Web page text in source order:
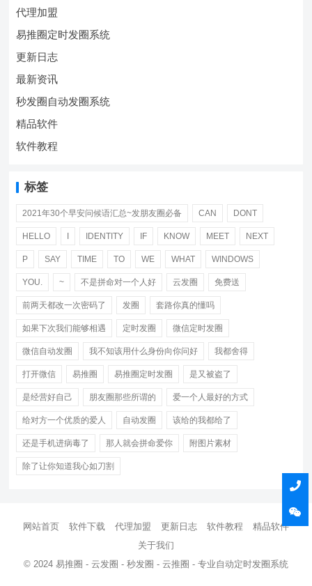
代理加盟
易推圈定时发圈系统
更新日志
最新资讯
秒发圈自动发圈系统
精品软件
软件教程
标签
2021年30个早安问候语汇总~发朋友圈必备 CAN DONT
HELLO IDENTITY IF KNOW MEET NEXT
P SAY TIME TO WE WHAT WINDOWS
YOU. ~ 不是拼命对一个人好 云发圈 免费送
前两天都改一次密码了 发圈 套路你真的懂吗
如果下次我们能够相遇 定时发圈 微信定时发圈
微信自动发圈 我不知该用什么身份向你问好 我都舍得
打开微信 易推圈 易推圈定时发圈 是又被盗了
是经营好自己 朋友圈那些所谓的 爱一个人最好的方式
给对方一个优质的爱人 自动发圈 该给的我都给了
还是手机进病毒了 那人就会拼命爱你 附图片素材
除了让你知道我心如刀割
网站首页 软件下载 代理加盟 更新日志 软件教程
精品软件
关于我们
© 2024 易推圈 - 云发圈 - 秒发圈 - 云推圈 - 专业自动定时发圈系统